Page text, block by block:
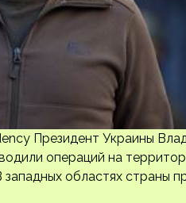
Президент Украины
операций на
областях страны